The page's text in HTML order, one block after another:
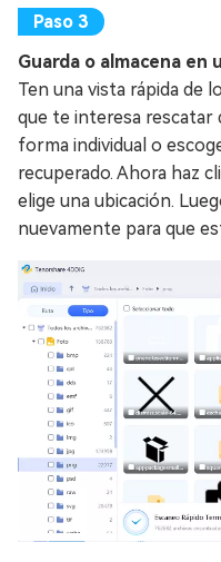
Guarda o almacena en
Ten una vista rápida de
que te interesa rescatar
forma individual o
recuperado. Ahora haz
elige una ubicación.
nuevamente para que